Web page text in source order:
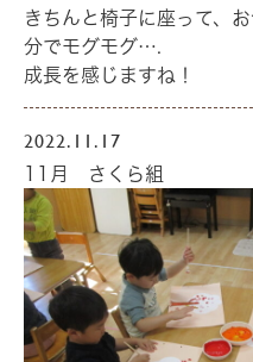
きちんと椅子に座って、
分でモグモグ….
成長を感じますね！
2022.11.17
11月 さくら組